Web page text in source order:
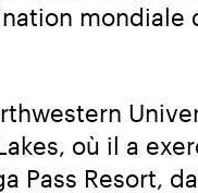
mondiale
où il a
Pass Resort,